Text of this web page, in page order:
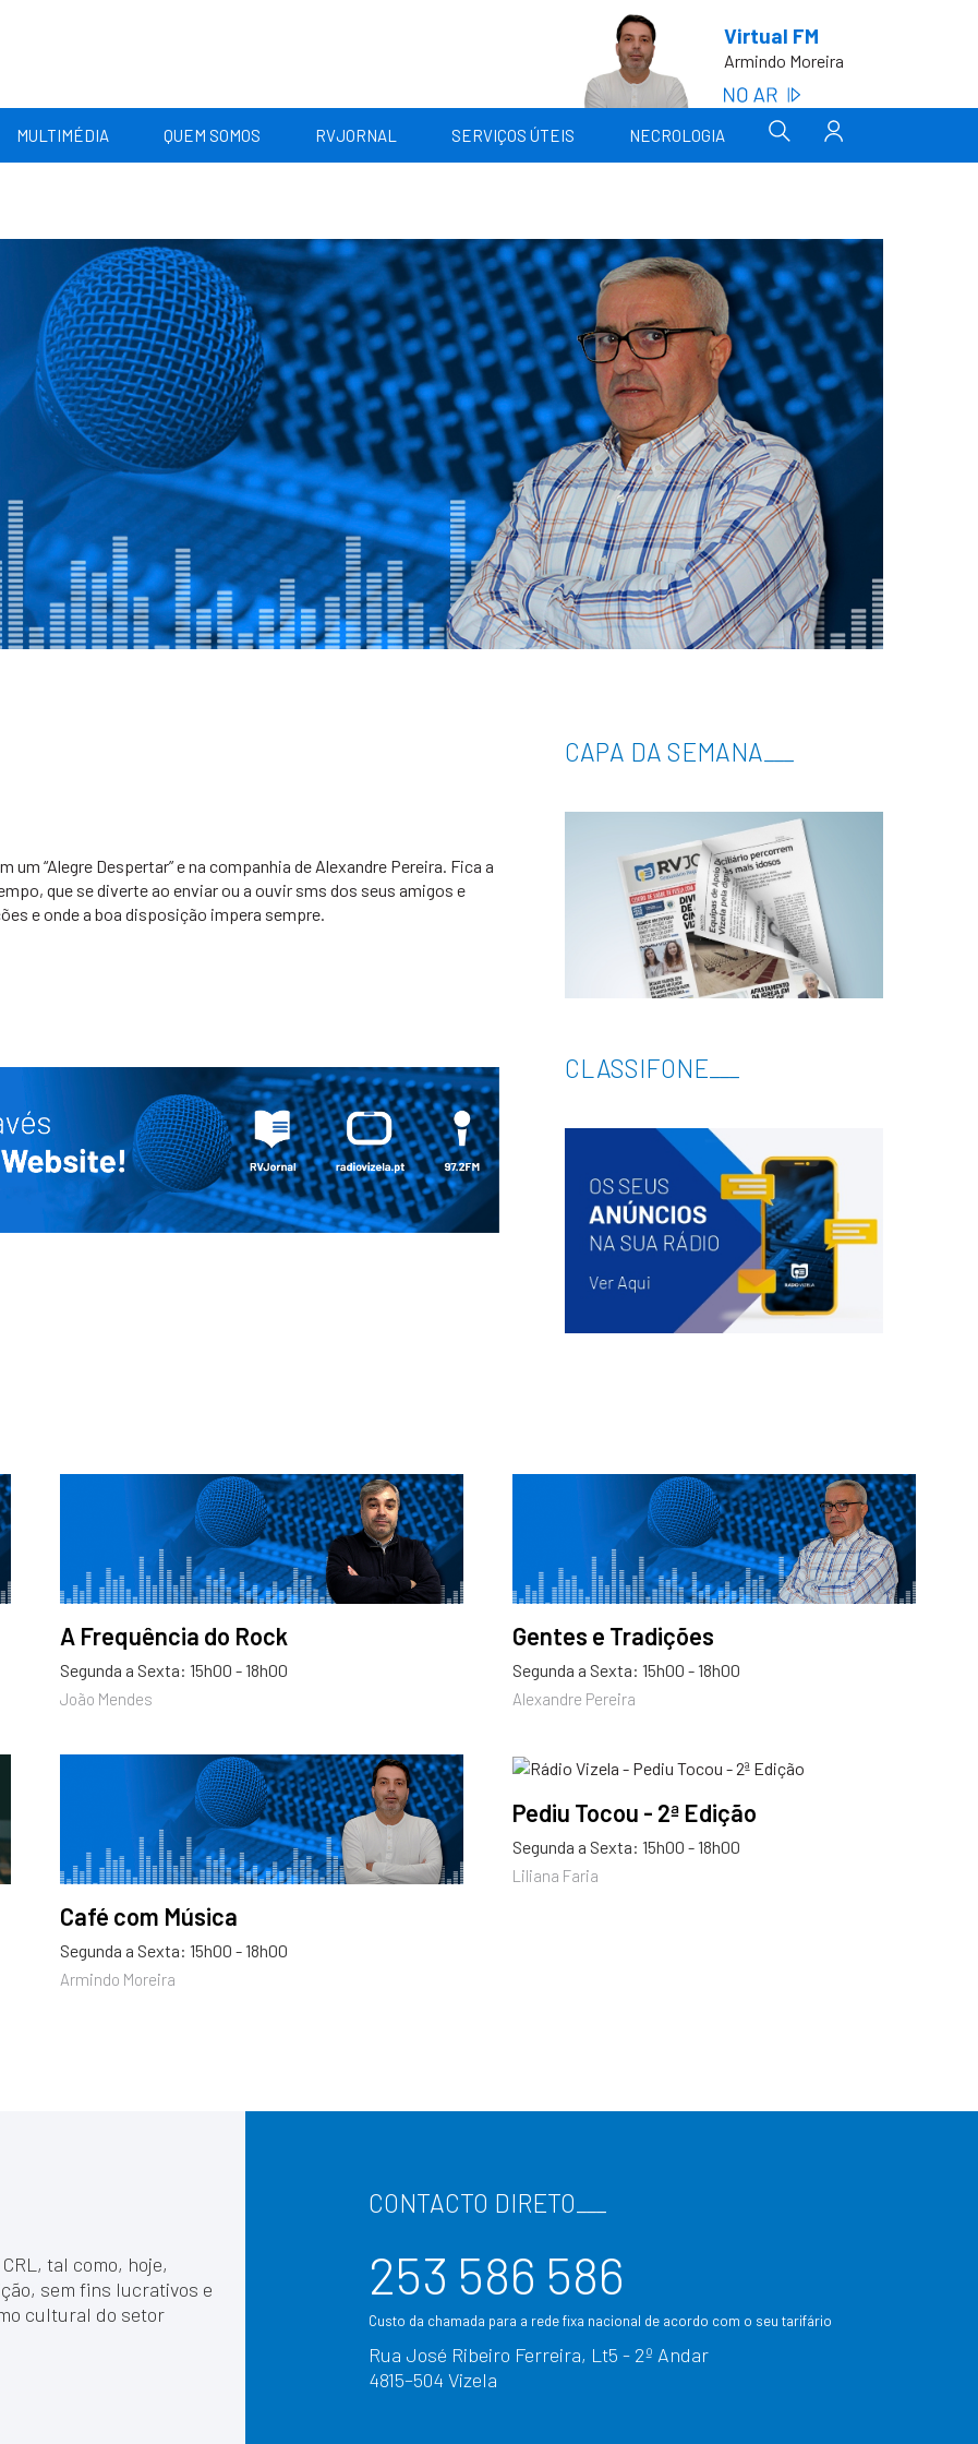
Virtual FM
Armindo Moreira
MULTIMÉDIA QUEM SOMOS RVJORNAL SERVIÇOS ÚTEIS NECROLOGIA
“Alegre Despertar” e na companhia de Alexandre Pereira. Fica a
que se diverte ao enviar ou a ouvir sms dos seus amigos e
e onde a boa disposição impera sempre.
CAPA DA SEMANA
CLASSIFONE
A Frequência do Rock
Segunda a Sexta: 15h00 - 18h00
João Mendes
Gentes e Tradições
Segunda a Sexta: 15h00 - 18h00
Alexandre Pereira
Café com Música
Segunda a Sexta: 15h00 - 18h00
Armindo Moreira
Pediu Tocou - 2ª Edição
Segunda a Sexta: 15h00 - 18h00
Liliana Faria
tal como, hoje,
sem fins lucrativos e
cultural do setor
CONTACTO DIRETO
253 586 586
Custo da chamada para a rede fixa nacional de acordo com o seu tarifário
Rua José Ribeiro Ferreira, Lt5 - 2º Andar
4815–504 Vizela